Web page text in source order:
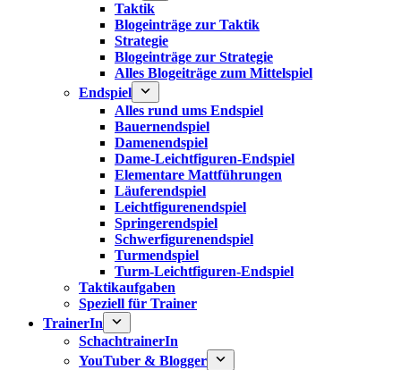
Taktik
Blogeinträge zur Taktik
Strategie
Blogeinträge zur Strategie
Alles Blogeiträge zum Mittelspiel
Endspiel
Alles rund ums Endspiel
Bauernendspiel
Damenendspiel
Dame-Leichtfiguren-Endspiel
Elementare Mattführungen
Läuferendspiel
Leichtfigurenendspiel
Springerendspiel
Schwerfigurenendspiel
Turmendspiel
Turm-Leichtfiguren-Endspiel
Taktikaufgaben
Speziell für Trainer
TrainerIn
SchachtrainerIn
YouTuber & Blogger